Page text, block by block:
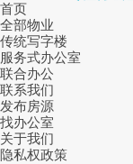
首页
全部物业
传统写字楼
服务式办公室
联合办公
联系我们
发布房源
找办公室
关于我们
隐私权政策